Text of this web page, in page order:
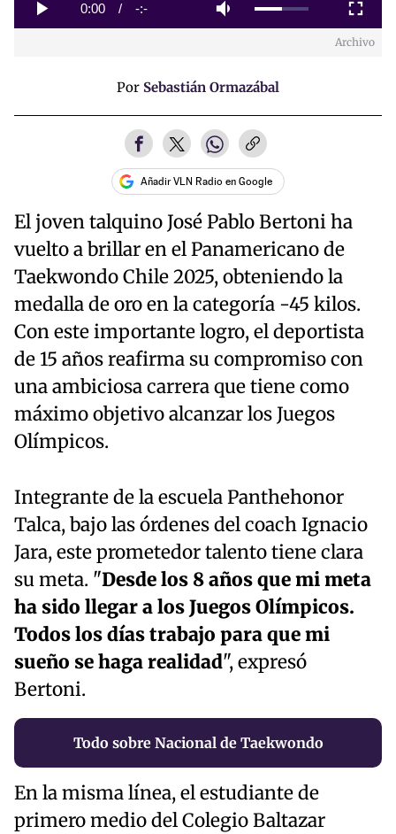
Play Mute
Current
0:00 / Duration
-:- Fullscreen
Archivo
Por Sebastián Ormazábal
Añadir VLN Radio en Google
El joven talquino José Pablo Bertoni ha
vuelto a brillar en el Panamericano de
Taekwondo Chile 2025, obteniendo la
medalla de oro en la categoría -45 kilos.
Con este importante logro, el deportista
de 15 años reafirma su compromiso con
una ambiciosa carrera que tiene como
máximo objetivo alcanzar los Juegos
Olímpicos.
Integrante de la escuela Panthehonor
Talca, bajo las órdenes del coach Ignacio
Jara, este prometedor talento tiene clara
su meta. "Desde los 8 años que mi meta
ha sido llegar a los Juegos Olímpicos.
Todos los días trabajo para que mi
sueño se haga realidad", expresó
Bertoni.
Todo sobre Nacional de Taekwondo
En la misma línea, el estudiante de
primero medio del Colegio Baltazar